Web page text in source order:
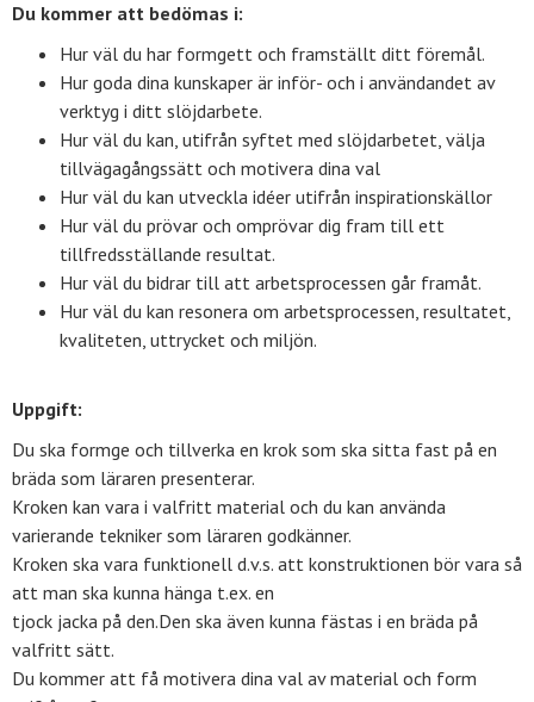
Du kommer att bedömas i:
Hur väl du har formgett och framställt ditt föremål.
Hur goda dina kunskaper är inför- och i användandet av
verktyg i ditt slöjdarbete.
Hur väl du kan, utifrån syftet med slöjdarbetet, välja
tillvägagångssätt och motivera dina val
Hur väl du kan utveckla idéer utifrån inspirationskällor
Hur väl du prövar och omprövar dig fram till ett
tillfredsställande resultat.
Hur väl du bidrar till att arbetsprocessen går framåt.
Hur väl du kan resonera om arbetsprocessen, resultatet,
kvaliteten, uttrycket och miljön.
Uppgift:
Du ska formge och tillverka en krok som ska sitta fast på en
bräda som läraren presenterar.
Kroken kan vara i valfritt material och du kan använda
varierande tekniker som läraren godkänner.
Kroken ska vara funktionell d.v.s. att konstruktionen bör vara så
att man ska kunna hänga t.ex. en
tjock jacka på den.Den ska även kunna fästas i en bräda på
valfritt sätt.
Du kommer att få motivera dina val av material och form